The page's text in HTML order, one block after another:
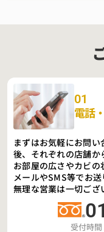
01
電話
まずはお気軽にお問
後、それぞれの店舗か
お部屋の広さやカビ
メールやSMS等でお送
無理な営業は一切ござ
受付時間